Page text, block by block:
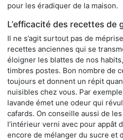
pour les éradiquer de la maison.
L’efficacité des recettes de
Il ne s’agit surtout pas de
recettes anciennes qui se
éloigner les blattes de nos
timbres postes. Bon nombre de
toujours et donnent un répit
nuisibles chez vous. Par
lavande émet une odeur qui
cafards. On conseille aussi de
l’intérieur verni avec pour appât
encore de mélanger du sucre et